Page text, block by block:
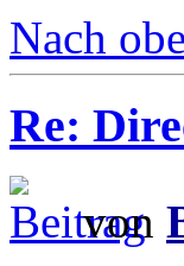
Nach
Re:
von